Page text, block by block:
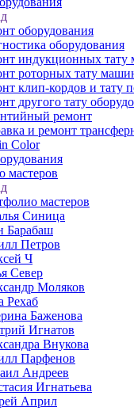
оборудования
оборудования
индукционных тату
роторных тату
клип-кордов и тату
другого тату
ремонт
и ремонт
Color
мастеров
мастеров
Синица
Барабаш
Петров
Ч
Север
Моляков
Рехаб
Баженова
Игнатов
Внукова
Парфенов
Андреев
Игнатьева
Април